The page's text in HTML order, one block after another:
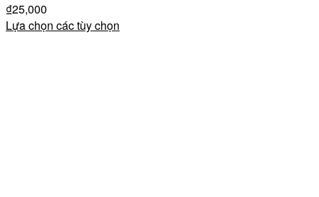
₫25,000
Lựa chọn các tùy chọn